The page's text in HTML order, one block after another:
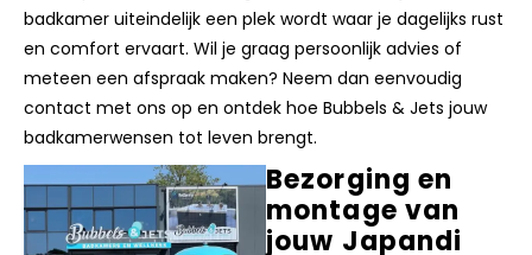
ontwerp tot aan de volledige realisatie zodat jouw
badkamer uiteindelijk een plek wordt waar je dagelijks rust
en comfort ervaart. Wil je graag persoonlijk advies of
meteen een afspraak maken? Neem dan eenvoudig
contact met ons op en ontdek hoe Bubbels & Jets jouw
badkamerwensen tot leven brengt.
Bezorging en
montage van